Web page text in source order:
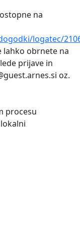
na
logatec/
lahko obrnete na
prijave in
oz.
procesu